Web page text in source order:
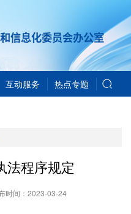
互动服务 热点专题
法程序规定
时间： 2023-03-24